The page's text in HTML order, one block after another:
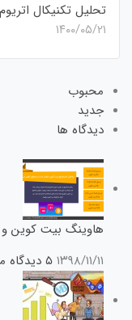
تحلیل تکنیکال اتریوم؛
۱۴۰۰/۰۵/۲۱
محبوب
جدید
دیدگاه ها
هاوینگ بیت کوین
۱۳۹۸/۱۱/۱۱ ۵ دیدگاه